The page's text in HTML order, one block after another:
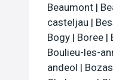
Beaumont |
casteljau |
Bogy | Boree |
Boulieu-les-
andeol | Bozas